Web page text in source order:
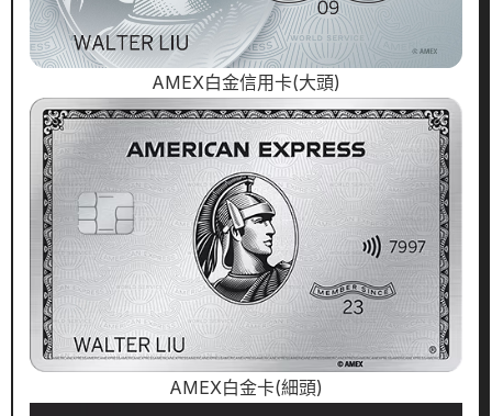
AMEX白金信用卡(大頭)
AMEX白金卡(細頭)